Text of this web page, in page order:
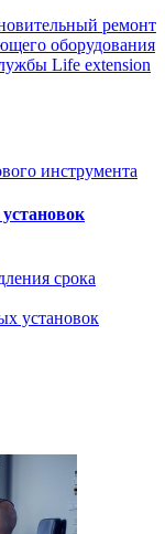
ремонт
оборудования
Life extension
инструмента
срока
установок